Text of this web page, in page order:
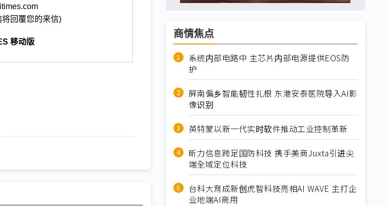
回覆您的来信)
移动版
商情焦点
系统内部电路中 主芯片内部电源提供EOS防
护
屏南偏乡智能韧性扎根 东港安泰医院导入AI影
像识别
英特蒙以新一代实时软件推动工业控制革新
昕力信息跨足国防科技 携手美商Juxta引进尖
端全域定位科技
台科大育成新创虎智科技亮相AI WAVE 主打企
业地端AI商用